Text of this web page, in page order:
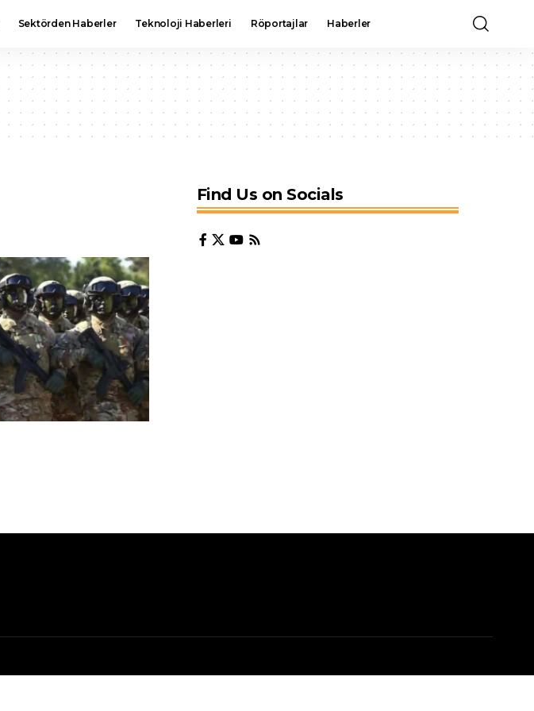
Sektörden Haberler Teknoloji Haberleri Röportajlar Haberler
Find Us on Socials